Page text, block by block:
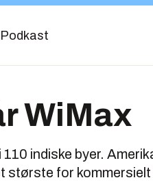
Podkast
WiMax
indiske byer.
for kommersielt